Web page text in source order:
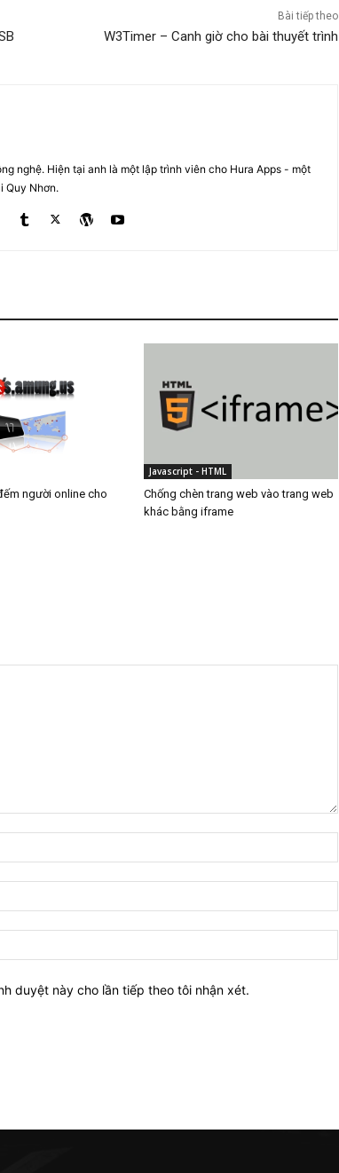
Bài tiếp theo
W3Timer – Canh giờ cho bài thuyết trình
nghệ. Hiện tại anh là một lập trình viên cho Hura Apps - một
Quy Nhơn.
người online cho
Javascript - HTML
Chống chèn trang web vào trang web
khác bằng iframe
duyệt này cho lần tiếp theo tôi nhận xét.